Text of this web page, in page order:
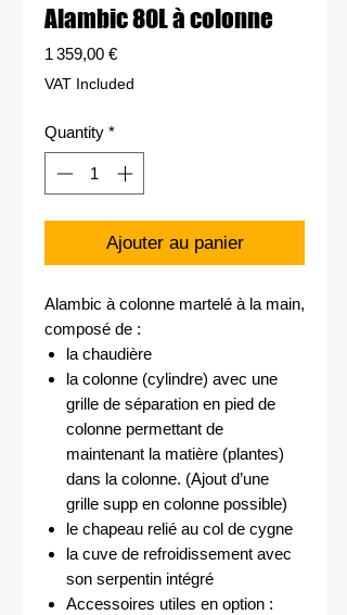
Alambic 80L à colonne
1 359,00 €Price
VAT Included
Quantity *
Ajouter au panier
Alambic à colonne martelé à la main,
composé de :
la chaudière
la colonne (cylindre) avec une
grille de séparation en pied de
colonne permettant de
maintenant la matière (plantes)
dans la colonne. (Ajout d’une
grille supp en colonne possible)
le chapeau relié au col de cygne
la cuve de refroidissement avec
son serpentin intégré
Accessoires utiles en option :